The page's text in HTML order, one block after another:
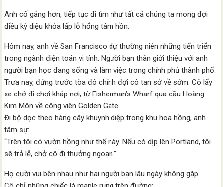
Anh cố gắng hơn, tiếp tục đi tìm như tất cả chúng ta mong đợi
điều kỳ diệu khỏa lấp lỗ hổng tâm hồn.
Hôm nay, anh về San Francisco dự thường niên những tiến triển
trong ngành điện toán vi tính. Người bạn thân giới thiệu với anh
người bạn học đang sống và làm việc trong chính phủ thành phố.
Trưa nay, đứng trước tòa đô chính đợi cô tan sở về sớm. Cô lấy
xe chở đi chơi khắp nơi, từ Fisherman’s Wharf qua cầu Hoàng
Kim Môn về công viên Golden Gate.
Đi bộ dọc theo hàng cây khuynh diệp trong khu hoa hồng, anh
tâm sự:
“Trên tôi có vườn hồng như thế này. Nếu có dịp lên Portland, tôi
sẽ trả lễ, chở cô đi thưởng ngoạn.”
Họ cười vui bên nhau như hai người bạn lâu ngày không gặp.